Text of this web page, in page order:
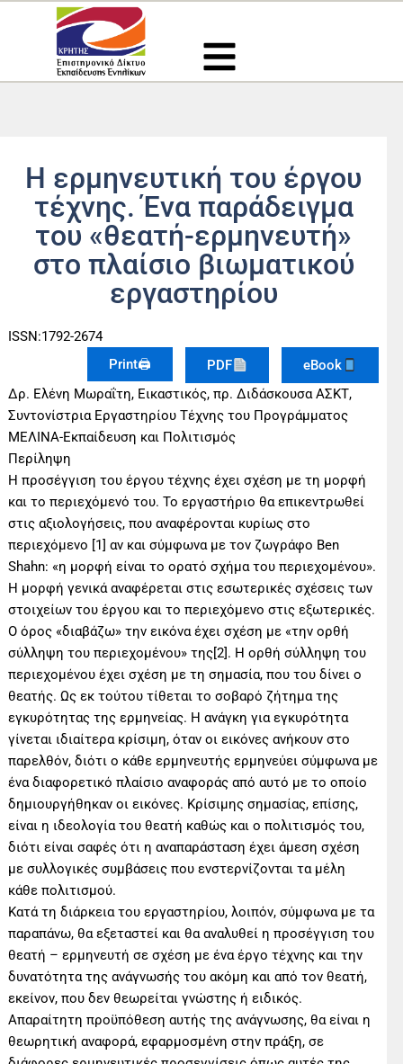
Μετάβαση
περιεχόμενο
Η ερμηνευτική του έργου
τέχνης. Ένα παράδειγμα
του «θεατή-ερμηνευτή»
στο πλαίσιο βιωματικού
εργαστηρίου
ISSN:1792-2674
Print🖨
PDF
eBook
Δρ. Ελένη Μωραΐτη, Εικαστικός, πρ. Διδάσκουσα ΑΣΚΤ,
Συντονίστρια Εργαστηρίου Τέχνης του Προγράμματος
ΜΕΛΙΝΑ-Εκπαίδευση και Πολιτισμός
Περίληψη
Η προσέγγιση του έργου τέχνης έχει σχέση με τη μορφή
και το περιεχόμενό του. Το εργαστήριο θα επικεντρωθεί
στις αξιολογήσεις, που αναφέρονται κυρίως στο
περιεχόμενο [1] αν και σύμφωνα με τον ζωγράφο Ben
Shahn: «η μορφή είναι το ορατό σχήμα του περιεχομένου».
Η μορφή γενικά αναφέρεται στις εσωτερικές σχέσεις των
στοιχείων του έργου και το περιεχόμενο στις εξωτερικές.
Ο όρος «διαβάζω» την εικόνα έχει σχέση με «την ορθή
σύλληψη του περιεχομένου» της[2]. Η ορθή σύλληψη του
περιεχομένου έχει σχέση με τη σημασία, που του δίνει ο
θεατής. Ως εκ τούτου τίθεται το σοβαρό ζήτημα της
εγκυρότητας της ερμηνείας. Η ανάγκη για εγκυρότητα
γίνεται ιδιαίτερα κρίσιμη, όταν οι εικόνες ανήκουν στο
παρελθόν, διότι ο κάθε ερμηνευτής ερμηνεύει σύμφωνα με
ένα διαφορετικό πλαίσιο αναφοράς από αυτό με το οποίο
δημιουργήθηκαν οι εικόνες. Κρίσιμης σημασίας, επίσης,
είναι η ιδεολογία του θεατή καθώς και ο πολιτισμός του,
διότι είναι σαφές ότι η αναπαράσταση έχει άμεση σχέση
με συλλογικές συμβάσεις που ενστερνίζονται τα μέλη
κάθε πολιτισμού.
Κατά τη διάρκεια του εργαστηρίου, λοιπόν, σύμφωνα με τα
παραπάνω, θα εξεταστεί και θα αναλυθεί η προσέγγιση του
θεατή – ερμηνευτή σε σχέση με ένα έργο τέχνης και την
δυνατότητα της ανάγνωσής του ακόμη και από τον θεατή,
εκείνον, που δεν θεωρείται γνώστης ή ειδικός.
Απαραίτητη προϋπόθεση αυτής της ανάγνωσης, θα είναι η
θεωρητική αναφορά, εφαρμοσμένη στην πράξη, σε